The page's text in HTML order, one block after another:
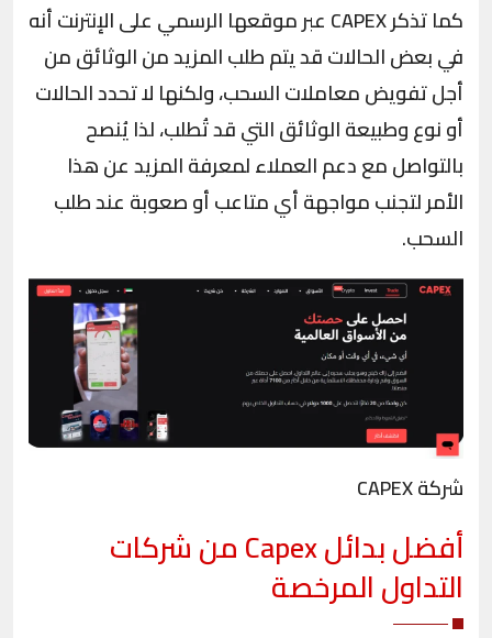
كما تذكر CAPEX عبر موقعها الرسمي على الإنترنت أنه
في بعض الحالات قد يتم طلب المزيد من الوثائق من
أجل تفويض معاملات السحب، ولكنها لا تحدد الحالات
أو نوع وطبيعة الوثائق التي قد تُطلب، لذا يُنصح
بالتواصل مع دعم العملاء لمعرفة المزيد عن هذا
الأمر لتجنب مواجهة أي متاعب أو صعوبة عند طلب
السحب.
شركة CAPEX
أفضل بدائلCapexمن شركات
التداول المرخصة